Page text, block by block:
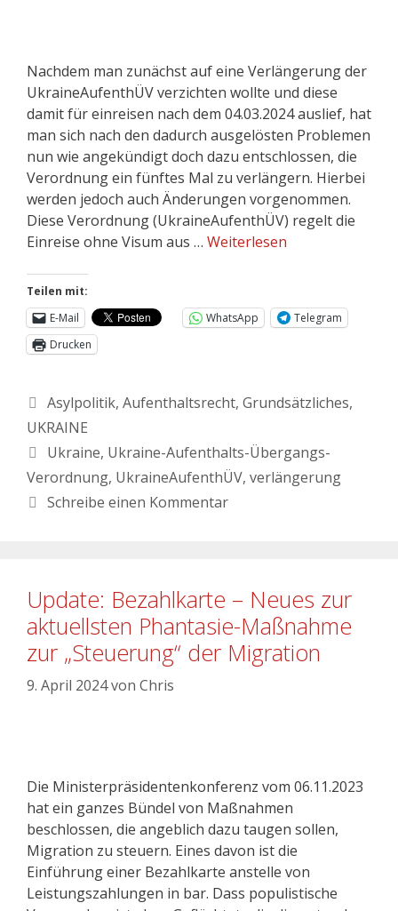
Nachdem man zunächst auf eine Verlängerung der
UkraineAufenthÜV verzichten wollte und diese
damit für einreisen nach dem 04.03.2024 auslief, hat
man sich nach den dadurch ausgelösten Problemen
nun wie angekündigt doch dazu entschlossen, die
Verordnung ein fünftes Mal zu verlängern. Hierbei
werden jedoch auch Änderungen vorgenommen.
Diese Verordnung (UkraineAufenthÜV) regelt die
Einreise ohne Visum aus … Weiterlesen
Teilen mit:
E-Mail
WhatsApp
Telegram
Drucken
Asylpolitik, Aufenthaltsrecht, Grundsätzliches,
UKRAINE
Ukraine, Ukraine-Aufenthalts-Übergangs-
Verordnung, UkraineAufenthÜV, verlängerung
Schreibe einen Kommentar
Update: Bezahlkarte – Neues zur
aktuellsten Phantasie-Maßnahme
zur „Steuerung“ der Migration
9. April 2024von Chris
Die Ministerpräsidentenkonferenz vom 06.11.2023
hat ein ganzes Bündel von Maßnahmen
beschlossen, die angeblich dazu taugen sollen,
Migration zu steuern. Eines davon ist die
Einführung einer Bezahlkarte anstelle von
Leistungszahlungen in bar. Dass populistische